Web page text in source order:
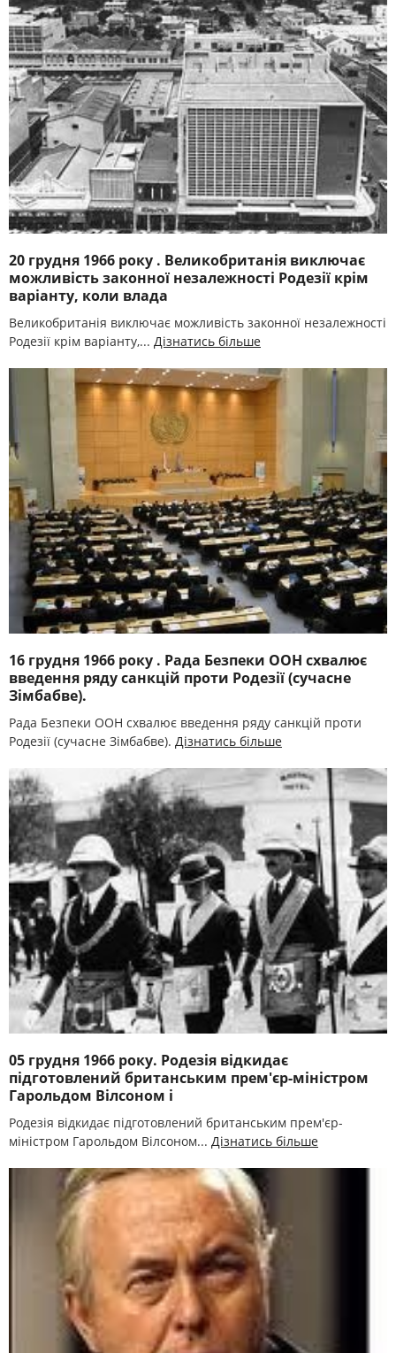
20 грудня 1966 року . Великобританія виключає
можливість законної незалежності Родезії крім
варіанту, коли влада
Великобританія виключає можливість законної незалежності
Родезії крім варіанту,... Дізнатись більше
16 грудня 1966 року . Рада Безпеки ООН схвалює
введення ряду санкцій проти Родезії (сучасне
Зімбабве).
Рада Безпеки ООН схвалює введення ряду санкцій проти
Родезії (сучасне Зімбабве). Дізнатись більше
05 грудня 1966 року. Родезія відкидає
підготовлений британським прем'єр-міністром
Гарольдом Вілсоном і
Родезія відкидає підготовлений британським прем'єр-
міністром Гарольдом Вілсоном... Дізнатись більше